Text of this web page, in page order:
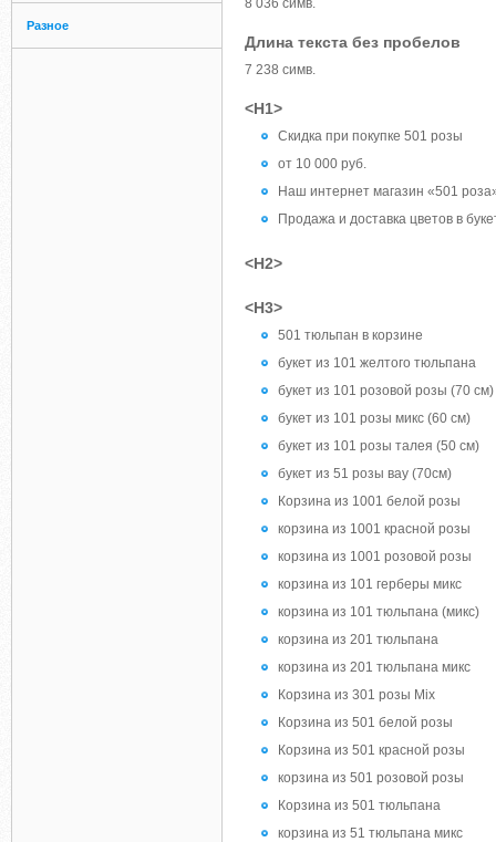
Разное
8 036 симв.
Длина текста без пробелов
7 238 симв.
<H1>
Скидка при покупке 501 розы
от 10 000 руб.
Наш интернет магазин «501
Продажа и доставка цветов в
<H2>
<H3>
501 тюльпан в корзине
букет из 101 желтого тюльпана
букет из 101 розовой розы (70 см)
букет из 101 розы микс (60 см)
букет из 101 розы талея (50 см)
букет из 51 розы вау (70см)
Корзина из 1001 белой розы
корзина из 1001 красной розы
корзина из 1001 розовой розы
корзина из 101 герберы микс
корзина из 101 тюльпана (микс)
корзина из 201 тюльпана
корзина из 201 тюльпана микс
Корзина из 301 розы Mix
Корзина из 501 белой розы
Корзина из 501 красной розы
корзина из 501 розовой розы
Корзина из 501 тюльпана
корзина из 51 тюльпана микс